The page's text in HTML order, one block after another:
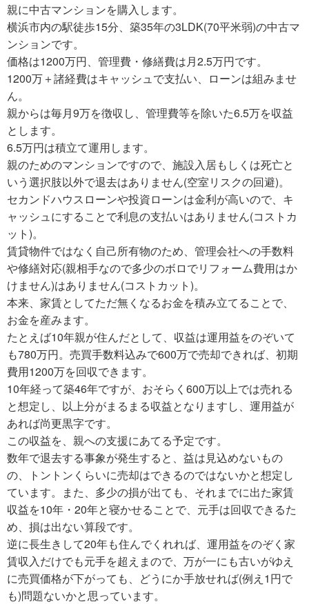
親に中古マンションを購入します。
横浜市内の駅徒歩15分、築35年の3LDK(70平米弱)の中古マ
ンションです。
価格は1200万円、管理費・修繕費は月2.5万円です。
1200万＋諸経費はキャッシュで支払い、ローンは組みませ
ん。
親からは毎月9万を徴収し、管理費等を除いた6.5万を収益
とします。
6.5万円は積立て運用します。
親のためのマンションですので、施設入居もしくは死亡と
いう選択肢以外で退去はありません(空室リスクの回避)。
セカンドハウスローンや投資ローンは金利が高いので、キ
ャッシュにすることで利息の支払いはありません(コストカ
ット)。
賃貸物件ではなく自己所有物のため、管理会社への手数料
や修繕対応(親相手なので多少のボロでリフォーム費用はか
けません)はありません(コストカット)。
本来、家賃としてただ無くなるお金を積み立てることで、
お金を産みます。
たとえば10年親が住んだとして、収益は運用益をのぞいて
も780万円。売買手数料込みで600万で売却できれば、初期
費用1200万を回収できます。
10年経って築46年ですが、おそらく600万以上では売れる
と想定し、以上分がまるまる収益となりますし、運用益が
あれば尚更黒字です。
この収益を、親への支援にあてる予定です。
数年で退去する事象が発生すると、益は見込めないもの
の、トントンくらいに売却はできるのではないかと想定し
ています。また、多少の損が出ても、それまでに出た家賃
収益を10年・20年と寝かせることで、元手は回収できるた
め、損は出ない算段です。
逆に長生きして20年も住んでくれれば、運用益をのぞく家
賃収入だけでも元手を超えまので、万が一にも古いがゆえ
に売買価格が下がっても、どうにか手放せれば(例え1円で
も)問題ないかと思っています。